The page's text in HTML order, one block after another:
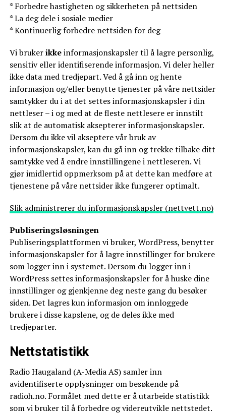
* Forbedre hastigheten og sikkerheten på nettsiden
* La deg dele i sosiale medier
* Kontinuerlig forbedre nettsiden for deg
Vi brukerikkeinformasjonskapsler til å lagre personlig,
sensitiv eller identifiserende informasjon. Vi deler heller
ikke data med tredjepart. Ved å gå inn og hente
informasjon og/eller benytte tjenester på våre nettsider
samtykker du i at det settes informasjonskapsler i din
nettleser – i og med at de fleste nettlesere er innstilt
slik at de automatisk aksepterer informasjonskapsler.
Dersom du ikke vil akseptere vår bruk av
informasjonskapsler, kan du gå inn og trekke tilbake ditt
samtykke ved å endre innstillingene i nettleseren. Vi
gjør imidlertid oppmerksom på at dette kan medføre at
tjenestene på våre nettsider ikke fungerer optimalt.
Slik administrerer du informasjonskapsler (nettvett.no)
Publiseringsløsningen
Publiseringsplattformen vi bruker, WordPress, benytter
informasjonskapsler for å lagre innstillinger for brukere
som logger inn i systemet. Dersom du logger inn i
WordPress settes informasjonskapsler for å huske dine
innstillinger og gjenkjenne deg neste gang du besøker
siden. Det lagres kun informasjon om innloggede
brukere i disse kapslene, og de deles ikke med
tredjeparter.
Nettstatistikk
Radio Haugaland (A-Media AS) samler inn
avidentifiserte opplysninger om besøkende på
radioh.no. Formålet med dette er å utarbeide statistikk
som vi bruker til å forbedre og videreutvikle nettstedet.